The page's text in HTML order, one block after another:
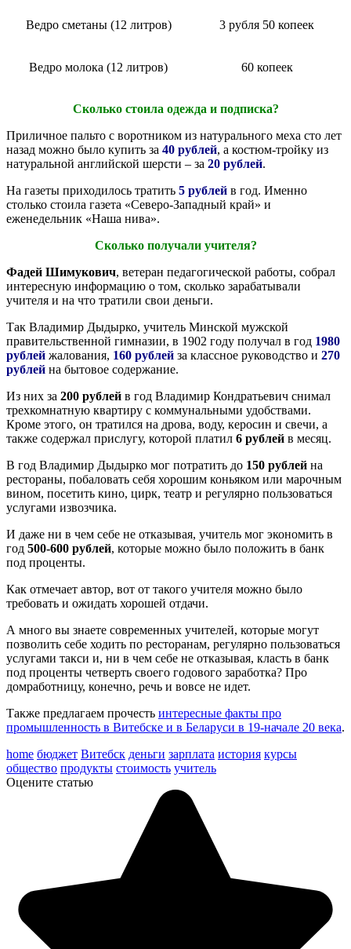
Ведро сметаны (12 литров) 3 рубля 50 копеек
Ведро молока (12 литров) 60 копеек
Сколько стоила одежда и подписка?
Приличное пальто с воротником из натурального меха сто лет
назад можно было купить за 40 рублей, а костюм-тройку из
натуральной английской шерсти – за 20 рублей.
На газеты приходилось тратить 5 рублей в год. Именно
столько стоила газета «Северо-Западный край» и
еженедельник «Наша нива».
Сколько получали учителя?
Фадей Шимукович, ветеран педагогической работы, собрал
интересную информацию о том, сколько зарабатывали
учителя и на что тратили свои деньги.
Так Владимир Дыдырко, учитель Минской мужской
правительственной гимназии, в 1902 году получал в год 1980
рублей жалования, 160 рублей за классное руководство и 270
рублей на бытовое содержание.
Из них за 200 рублей в год Владимир Кондратьевич снимал
трехкомнатную квартиру с коммунальными удобствами.
Кроме этого, он тратился на дрова, воду, керосин и свечи, а
также содержал прислугу, которой платил 6 рублей в месяц.
В год Владимир Дыдырко мог потратить до 150 рублей на
рестораны, побаловать себя хорошим коньяком или марочным
вином, посетить кино, цирк, театр и регулярно пользоваться
услугами извозчика.
И даже ни в чем себе не отказывая, учитель мог экономить в
год 500-600 рублей, которые можно было положить в банк
под проценты.
Как отмечает автор, вот от такого учителя можно было
требовать и ожидать хорошей отдачи.
А много вы знаете современных учителей, которые могут
позволить себе ходить по ресторанам, регулярно пользоваться
услугами такси и, ни в чем себе не отказывая, класть в банк
под проценты четверть своего годового заработка? Про
домработницу, конечно, речь и вовсе не идет.
Также предлагаем прочесть интересные факты про
промышленность в Витебске и в Беларуси в 19-начале 20 века.
home бюджет Витебск деньги зарплата история курсы
общество продукты стоимость учитель
Оцените статью